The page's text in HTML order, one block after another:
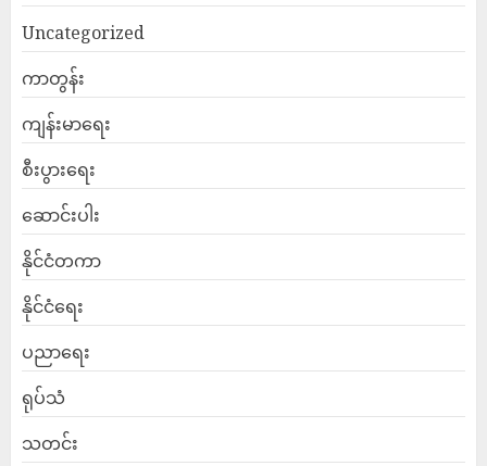
Uncategorized
ကာတွန်း
ကျန်းမာရေး
စီးပွားရေး
ဆောင်းပါး
နိုင်ငံတကာ
နိုင်ငံရေး
ပညာရေး
ရုပ်သံ
သတင်း